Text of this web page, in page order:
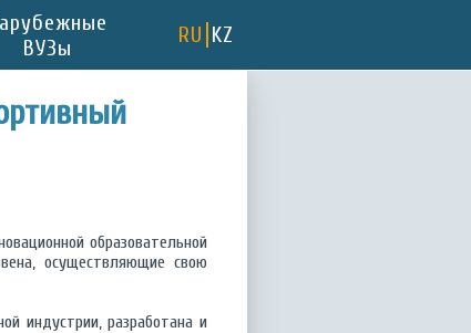
ВУЗы
RU KZ
образовательной
осуществляющие свою
индустрии, разработана и